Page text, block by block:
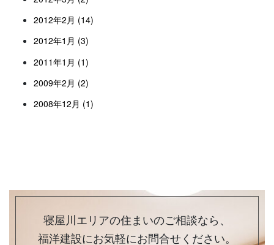
2012年2月 (14)
2012年1月 (3)
2011年1月 (1)
2009年2月 (2)
2008年12月 (1)
寝屋川エリアの住まいのご相談なら、
福洋建設にお気軽にお問合せください。